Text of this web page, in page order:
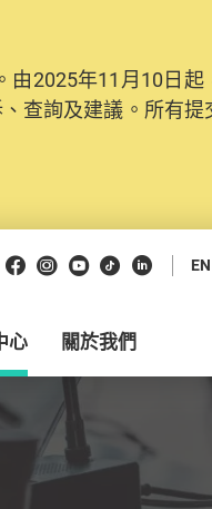
2025年11月10日起
查詢及建議。所有提
Facebook
Instagram
Youtube
抖音領英 EN
心 關於我們